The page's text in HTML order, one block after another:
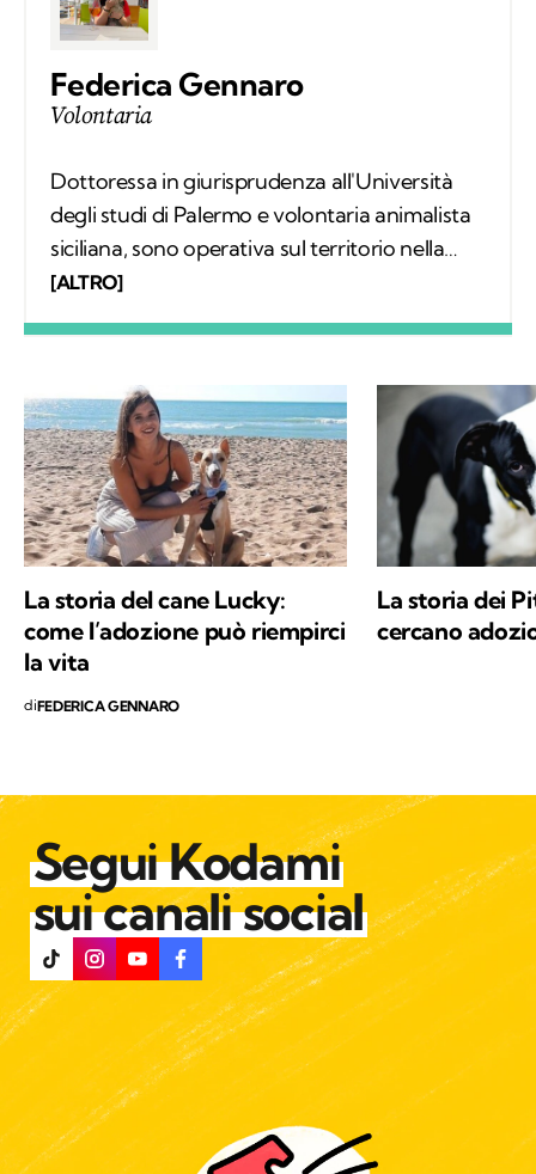
Federica Gennaro
Volontaria
Dottoressa in giurisprudenza all'Università
degli studi di Palermo e volontaria animalista
siciliana, sono operativa sul territorio nella
gestione del fenomeno del randagismo. La
Kodami ho la possibilità di esprimerle al
meglio.
[ALTRO]
La storia del cane Lucky:
come l’adozione può riempirci
la vita
diFEDERICA GENNARO
La storia dei
cercano
Segui Kodami
sui canali social